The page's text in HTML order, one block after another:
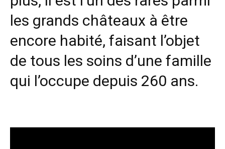
les grands châteaux à être
encore habité, faisant l’objet
de tous les soins d’une famille
qui l’occupe depuis 260 ans.